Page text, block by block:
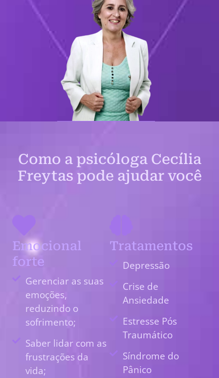
Como a psicóloga Cecília
Freytas pode ajudar você
Emocional
forte
Gerenciar as suas
emoções,
reduzindo o
sofrimento;
Saber lidar com as
frustrações da
vida;
Tratamentos
Depressão
Crise de
Ansiedade
Estresse Pós
Traumático
Síndrome do
Pânico